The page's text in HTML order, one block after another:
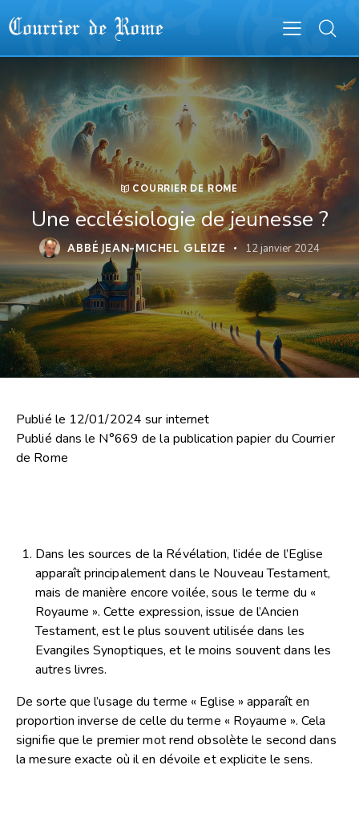
COURRIER DE ROME
Une ecclésiologie de jeunesse ?
ABBÉ JEAN-MICHEL GLEIZE 12 janvier 2024
Publié le 12/01/2024 sur internet
Publié dans le N°669 de la publication papier du Courrier
de Rome
Dans les sources de la Révélation, l’idée de l’Eglise
apparaît principalement dans le Nouveau Testament,
mais de manière encore voilée, sous le terme du «
Royaume ». Cette expression, issue de l’Ancien
Testament, est le plus souvent utilisée dans les
Evangiles Synoptiques, et le moins souvent dans les
autres livres.
De sorte que l’usage du terme « Eglise » apparaît en
proportion inverse de celle du terme « Royaume ». Cela
signifie que le premier mot rend obsolète le second dans
la mesure exacte où il en dévoile et explicite le sens.